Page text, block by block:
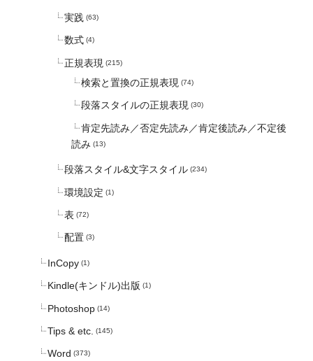
実践 (63)
数式 (4)
正規表現 (215)
検索と置換の正規表現 (74)
段落スタイルの正規表現 (30)
肯定先読み／否定先読み／肯定後読み／不定後
読み (13)
段落スタイル&文字スタイル (234)
環境設定 (1)
表 (72)
配置 (3)
InCopy (1)
Kindle(キンドル)出版 (1)
Photoshop (14)
Tips & etc. (145)
Word (373)